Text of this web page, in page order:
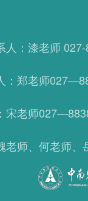
人：漆老师
：郑老师
宋老师
老师、何老师